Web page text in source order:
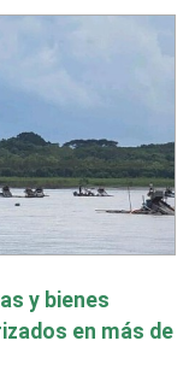
y bienes
en más de